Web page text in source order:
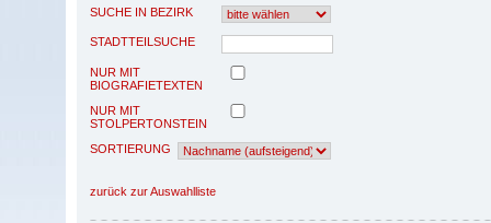
SUCHE IN BEZIRK
STADTTEILSUCHE
NUR MIT
BIOGRAFIETEXTEN
NUR MIT
STOLPERTONSTEIN
SORTIERUNG
zurück zur Auswahlliste